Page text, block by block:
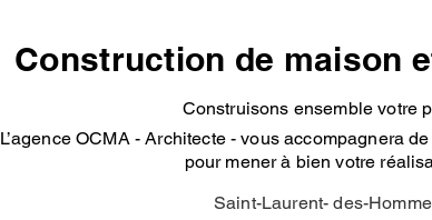
Construction de maison
Construisons ensemble votre
L’agence OCMA - Architecte - vous accompagnera
pour mener à bien votre
Saint-Laurent- des-